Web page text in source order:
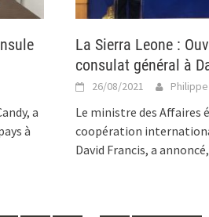
a
à
La Sierra Leone :
consulat général à
26/08/2021
Le ministre des Affaires
coopération
David Francis, a